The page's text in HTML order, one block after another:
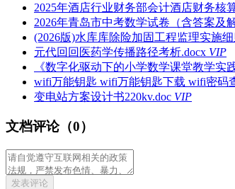
2025年酒店行业财务部会计酒店财务核
2026年青岛市中考数学试卷（含答案及
(2026版)水库库除险加固工程监理实施细
元代回回医药学传播路径考析.docx VIP
《数字化驱动下的小学数学课堂教学实
wifi万能钥匙 wifi万能钥匙下载 wifi密码
变电站方案设计书220kv.doc VIP
文档评论（0）
发表评论